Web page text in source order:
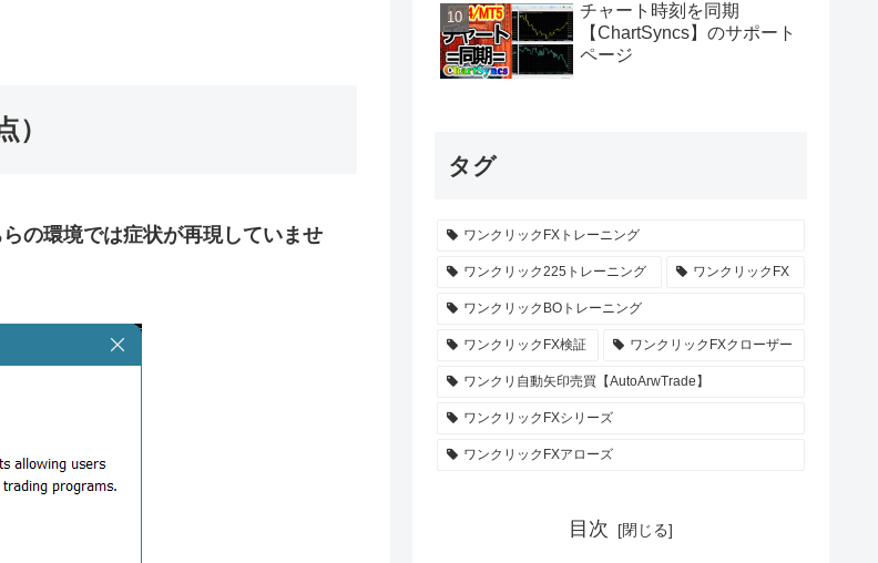
の環境では症状が再現していませ
チャート時刻を同期
【ChartSyncs】のサポート
ページ
タグ
ワンクリックFXトレーニング
ワンクリック225トレーニング ワンクリックFX
ワンクリックBOトレーニング
ワンクリックFX検証 ワンクリックFXクローザー
ワンクリ自動矢印売買【AutoArwTrade】
ワンクリックFXシリーズ
ワンクリックFXアローズ
目次